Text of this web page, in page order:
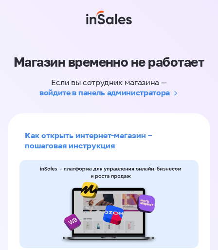
Магазин временно не работает
Если вы сотрудник магазина —
войдите в панель администратора
Как открыть интернет-магазин –
пошаговая инструкция